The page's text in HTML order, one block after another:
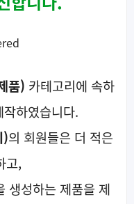
품) 카테고리에 속하
하였습니다.
)의 회원들은 더 적은
고,
생성하는 제품을 제